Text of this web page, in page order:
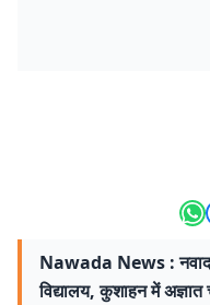
Nawada News :
विद्यालय, कुशाहन में अज्ञात